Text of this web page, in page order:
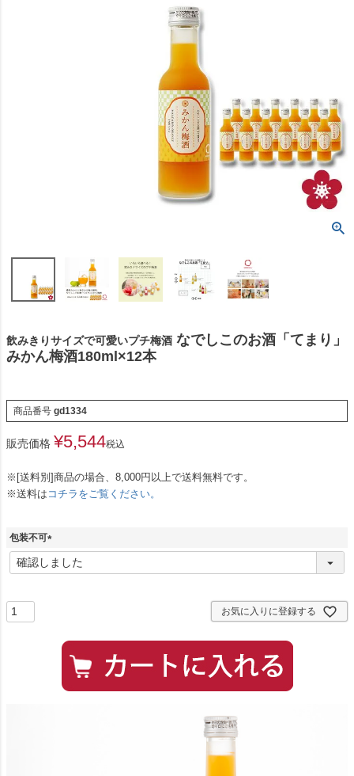
飲みきりサイズで可愛いプチ梅酒 なでしこのお酒「てまり」
みかん梅酒180ml×12本
商品番号 gd1334
販売価格 ¥5,544税込
※[送料別]商品の場合、8,000円以上で送料無料です。
※送料は コチラをご覧ください。
包装不可
(
必
お気に入りに登録する